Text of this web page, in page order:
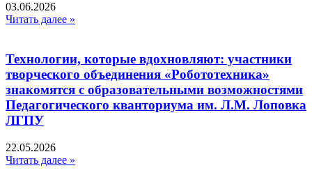
03.06.2026
Читать далее »
Технологии, которые вдохновляют: участники
творческого объединения «Робототехника»
знакомятся с образовательными возможностями
Педагогического кванториума им. Л.М. Лоповка
ЛГПУ
22.05.2026
Читать далее »